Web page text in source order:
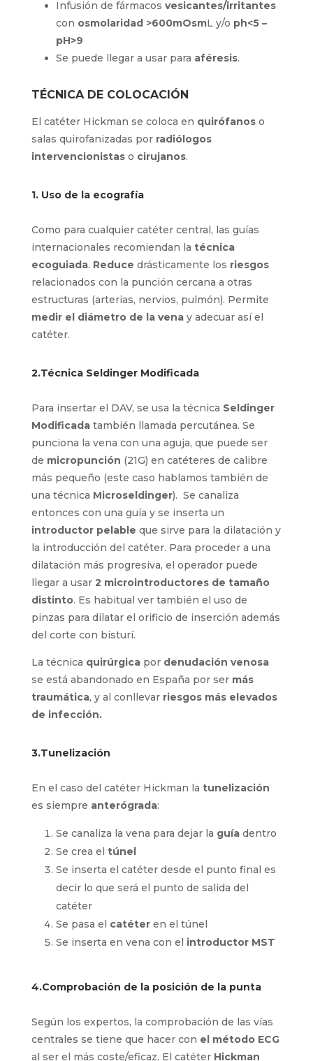
Infusión de fármacos
vesicantes/irritantesconosmolaridad
>600mOsm
Se puede llegar a usar para aféresis.
TÉCNICA DE COLOCACIÓN
El catéter Hickman se coloca en quirófanoso
salas quirofanizadas por radiólogos
intervencionistaso cirujanos.
1. Uso de la ecografía
Como para cualquier catéter central, las guías
internacionales recomiendan la técnica
ecoguiada. Reducedrásticamente los riesgos
relacionados con la punción cercana a otras
estructuras (arterias, nervios, pulmón). Permite
medir el diámetro de la venay adecuar así el
catéter.
2.Técnica Seldinger Modificada
Para insertar el DAV, se usa la técnica
Seldinger Modificadatambién llamada
percutánea. Se punciona la vena con una aguja,
que puede ser de micropunción(21G) en
catéteres de calibre más pequeño (este caso
hablamos también de una técnica
Microseldinger). Se canaliza entonces con una
guía y se inserta unintroductor pelableque
sirve para la dilatación y la introducción del
catéter. Para proceder a una dilatación más
progresiva, el operador puede llegar a usar2
microintroductores de tamaño distinto. Es
habitual ver también el uso de pinzas para
dilatar el orificio de inserción además del corte
La técnicaquirúrgicapordenudación venosa
se está abandonado en España por sermás
traumática, y al conllevar
En el caso del catéter Hickman la
Se canaliza la vena para dejar la
dentro
Se crea eltúnel
Se inserta el catéter desde el punto final
es decir lo que será el punto de salida del
catéter
Se inserta en vena con el
4.Comprobación de la posición de la punta